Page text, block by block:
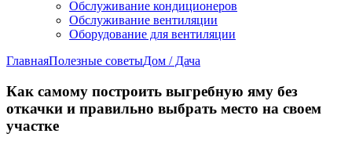
Обслуживание кондиционеров
Обслуживание вентиляции
Оборудование для вентиляции
ГлавнаяПолезные советыДом / Дача
Как самому построить выгребную яму без
откачки и правильно выбрать место на своем
участке